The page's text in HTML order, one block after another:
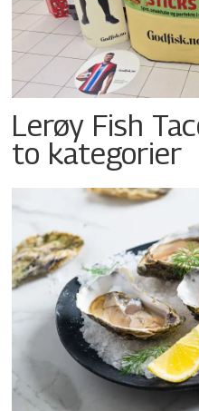
Lerøy Fish
to kategorier